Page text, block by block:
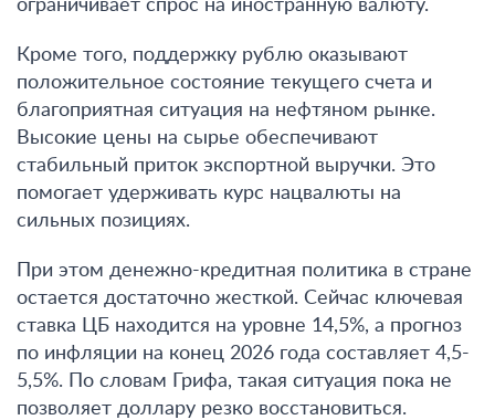
ограничивает спрос на иностранную валюту.
Кроме того, поддержку рублю оказывают
положительное состояние текущего счета и
благоприятная ситуация на нефтяном рынке.
Высокие цены на сырье обеспечивают
стабильный приток экспортной выручки. Это
помогает удерживать курс нацвалюты на
сильных позициях.
При этом денежно-кредитная политика в стране
остается достаточно жесткой. Сейчас ключевая
ставка ЦБ находится на уровне 14,5%, а прогноз
по инфляции на конец 2026 года составляет 4,5-
5,5%. По словам Грифа, такая ситуация пока не
позволяет доллару резко восстановиться.